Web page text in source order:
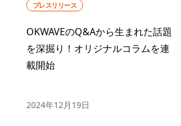
プレスリリース
OKWAVEのQ&Aから生まれた話題
を深掘り！オリジナルコラムを連
載開始
2024年12月19日